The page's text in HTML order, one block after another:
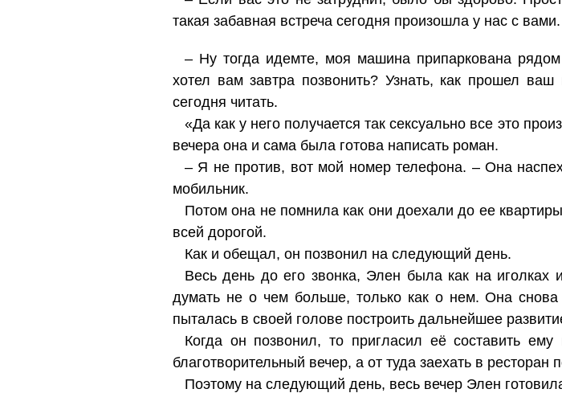
такая забавная встреча сегодня произошла у нас с вами.
– Ну тогда идемте, моя машина припаркована
хотел вам завтра позвонить? Узнать, как прошел
сегодня читать.
«Да как у него получается так сексуально все это
вечера она и сама была готова написать роман.
– Я не против, вот мой номер телефона. – Она
мобильник.
Потом она не помнила как они доехали до ее
всей дорогой.
Как и обещал, он позвонил на следующий день.
Весь день до его звонка, Элен была как на иголках
думать не о чем больше, только как о нем. Она
пыталась в своей голове построить дальнейшее
Когда он позвонил, то пригласил её составить
благотворительный вечер, а от туда заехать в ресторан
Поэтому на следующий день, весь вечер Элен